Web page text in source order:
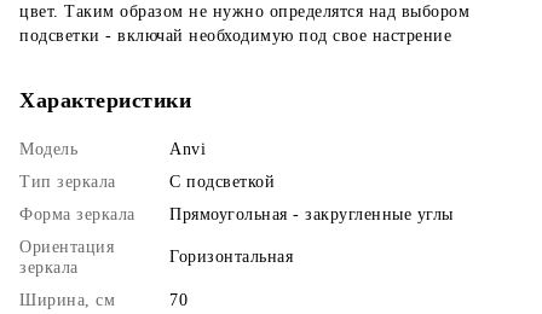
цвет. Таким образом не нужно определятся над выбором
подсветки - включай необходимую под свое настрение
Характеристики
Модель
Anvi
Тип зеркала
С подсветкой
Форма зеркала
Прямоугольная - закругленные углы
Ориентация
зеркала
Горизонтальная
Ширина, см
70